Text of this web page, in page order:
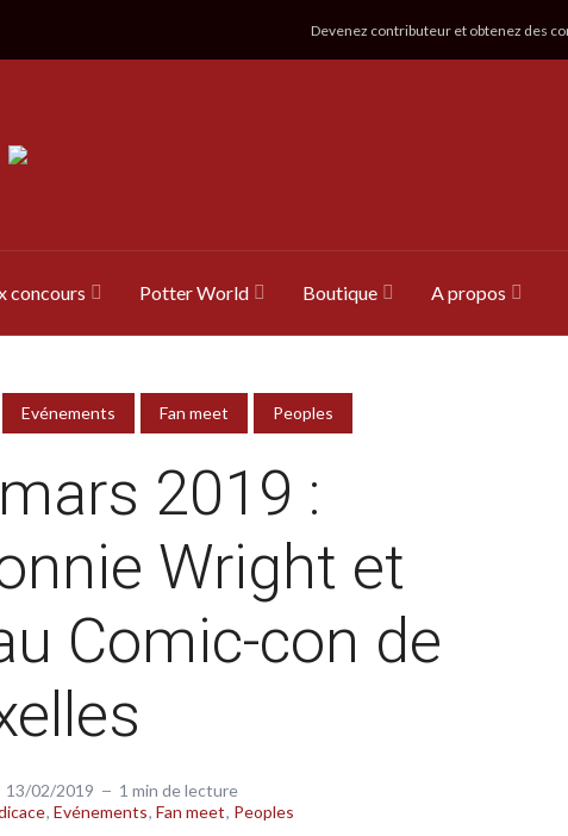
Devenez contributeur et obtenez des
concours Potter World Boutique A propos
Evénements Fan meet Peoples
2019 :
Wright et
Comic-con de
13/02/2019
1 min de lecture
Evénements Fan meet Peoples